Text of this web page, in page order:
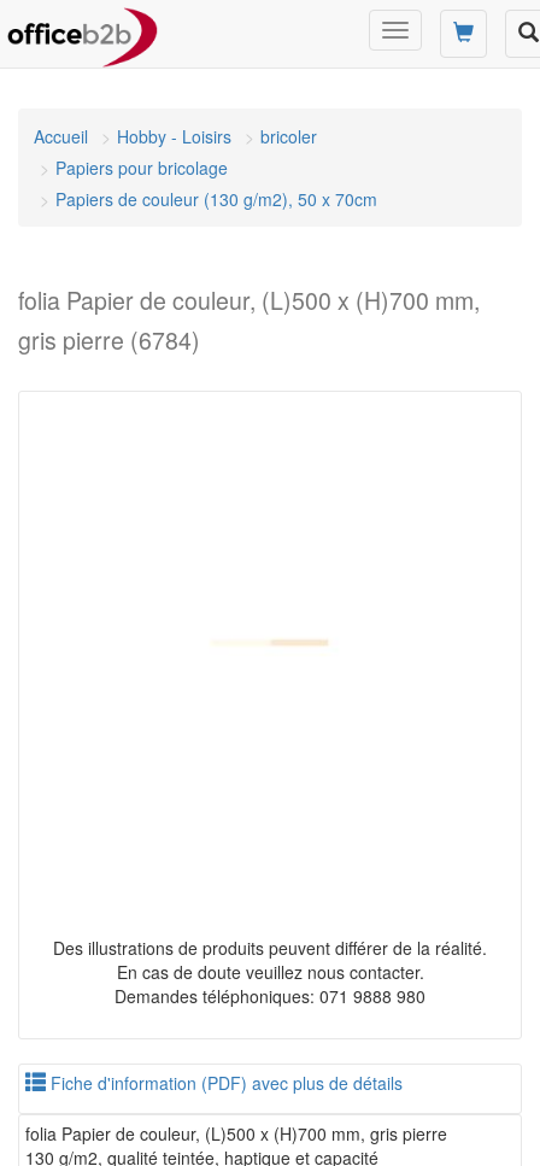
Changer
mode
Accueil
Hobby - Loisirs
bricoler
Papiers pour bricolage
Papiers de couleur (130 g/m2), 50 x 70cm
folia Papier de couleur, (L)500 x (H)700 mm,
gris pierre (6784)
Des illustrations de produits peuvent différer de la réalité.
En cas de doute veuillez nous contacter.
Demandes téléphoniques: 071 9888 980
Fiche d'information (PDF) avec plus de détails
folia Papier de couleur, (L)500 x (H)700 mm, gris pierre
130 g/m2, qualité teintée, haptique et capacité